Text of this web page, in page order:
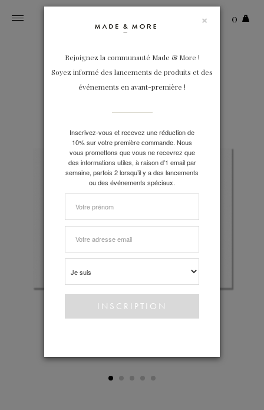
0
×
Rejoignez la communauté Made & More !
Soyez informé des lancements de produits et des
événements en avant-première !
Inscrivez-vous et recevez une réduction de
10% sur votre première commande. Nous
vous promettons que vous ne recevrez que
des informations utiles, à raison d’1 email par
semaine, parfois 2 lorsqu’il y a des lancements
ou des événements spéciaux.